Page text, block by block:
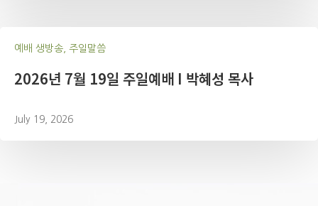
예배 생방송, 주일말씀
2026년 7월 19일 주일예배 I 박혜성 목사
July 19, 2026